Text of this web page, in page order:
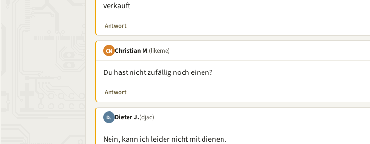
verkauft
Antwort
CM Christian M.(likeme)
Du hast nicht zufällig noch einen?
Antwort
DJ Dieter J.(djac)
Nein, kann ich leider nicht mit dienen.